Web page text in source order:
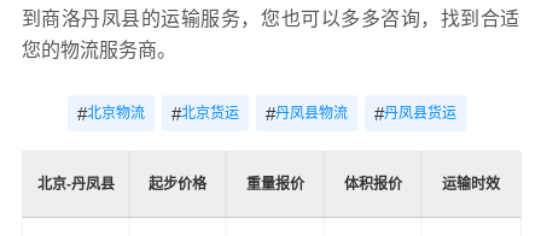
到商洛丹凤县的运输服务，您也可以多多咨询，找到合适
您的物流服务商。
#北京物流 #北京货运 #丹凤县物流 #丹凤县货运
北京-丹凤县 起步价格 重量报价 体积报价 运输时效